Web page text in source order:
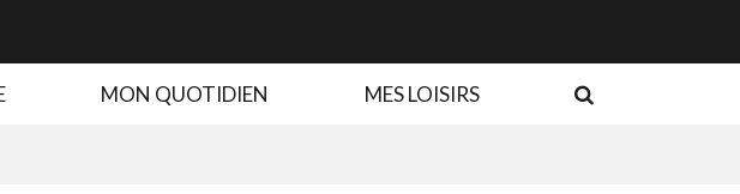
MON QUOTIDIEN MES LOISIRS